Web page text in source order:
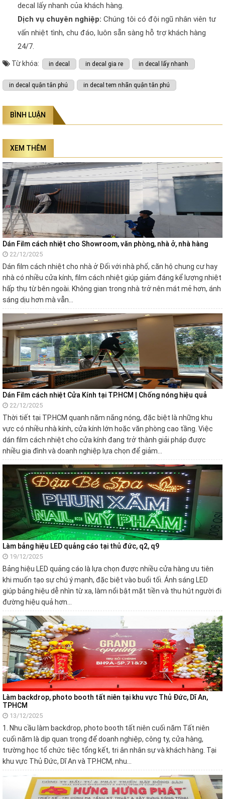
decal lấy nhanh của khách hàng.
Dịch vụ chuyên nghiệp: Chúng tôi có đội ngũ nhân viên tư
vấn nhiệt tình, chu đáo, luôn sẵn sàng hỗ trợ khách hàng
24/7.
Từ khóa: in decal in decal gia re in decal lấy nhanh
in decal quận tân phú in decal tem nhãn quận tân phú
BÌNH LUẬN
XEM THÊM
Dán Film cách nhiệt cho Showroom, văn phòng, nhà ở, nhà hàng
22/12/2025
Dán film cách nhiệt cho nhà ở Đối với nhà phố, căn hộ chung cư hay
nhà có nhiều cửa kính, film cách nhiệt giúp giảm đáng kể lượng nhiệt
hấp thụ từ bên ngoài. Không gian trong nhà trở nên mát mẻ hơn, ánh
sáng dịu hơn mà vẫn…
Dán Film cách nhiệt Cửa Kính tại TP.HCM | Chống nóng hiệu quả
22/12/2025
Thời tiết tại TP.HCM quanh năm nắng nóng, đặc biệt là những khu
vực có nhiều nhà kính, cửa kính lớn hoặc văn phòng cao tầng. Việc
dán film cách nhiệt cho cửa kính đang trở thành giải pháp được
nhiều gia đình và doanh nghiệp lựa chọn để giảm…
Làm bảng hiệu LED quảng cáo tại thủ đức, q2, q9
19/12/2025
Bảng hiệu LED quảng cáo là lựa chọn được nhiều cửa hàng ưu tiên
khi muốn tạo sự chú ý mạnh, đặc biệt vào buổi tối. Ánh sáng LED
giúp bảng hiệu dễ nhìn từ xa, làm nổi bật mặt tiền và thu hút người đi
đường hiệu quả hơn…
Làm backdrop, photo booth tất niên tại khu vực Thủ Đức, Dĩ An,
TPHCM
13/12/2025
1. Nhu cầu làm backdrop, photo booth tất niên cuối năm Tất niên
cuối năm là dịp quan trọng để doanh nghiệp, công ty, cửa hàng,
trường học tổ chức tiệc tổng kết, tri ân nhân sự và khách hàng. Tại
khu vực Thủ Đức, Dĩ An và TP.HCM, nhu…